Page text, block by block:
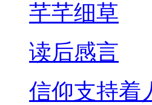
芊芊细草
读后感言
信仰支持着